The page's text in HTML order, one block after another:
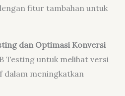
fitur tambahan untuk
dan Optimasi Konversi
Testing untuk melihat versi
dalam meningkatkan